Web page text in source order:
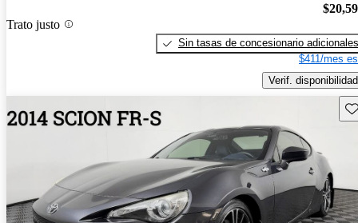
Trato justo
Sin tasas de concesionario adicionales
$411/mes
Verif. disponibilidad